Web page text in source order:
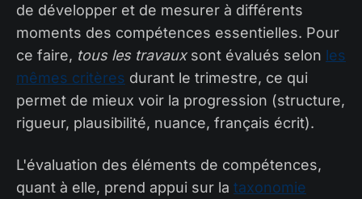
de développer et de mesurer à différents
moments des compétences essentielles. Pour
ce faire, tous les travauxsont évalués selon les
mêmes critères durant le trimestre, ce qui
permet de mieux voir la progression (structure,
rigueur, plausibilité, nuance, français écrit).
L'évaluation des éléments de compétences,
quant à elle, prend appui sur la taxonomie